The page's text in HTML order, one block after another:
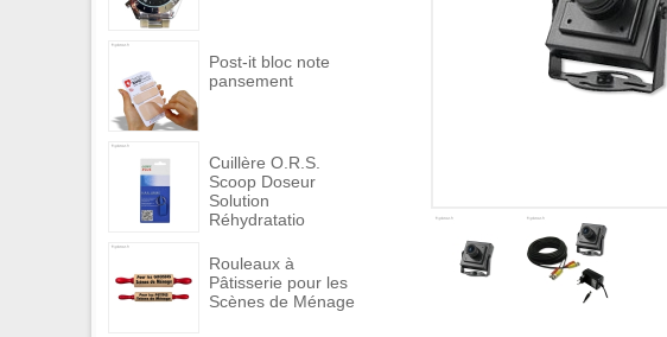
Post-it bloc note
pansement
Cuillère O.R.S.
Scoop Doseur
Solution
Réhydratatio
Rouleaux à
Pâtisserie pour les
Scènes de Ménage